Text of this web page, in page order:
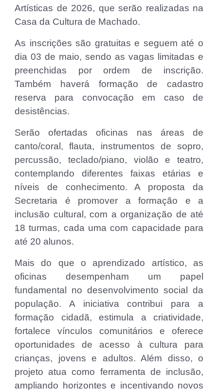
Artísticas de 2026, que serão realizadas na
Casa da Cultura de Machado.
As inscrições são gratuitas e seguem até o
dia 03 de maio, sendo as vagas limitadas e
preenchidas por ordem de inscrição.
Também haverá formação de cadastro
reserva para convocação em caso de
desistências.
Serão ofertadas oficinas nas áreas de
canto/coral, flauta, instrumentos de sopro,
percussão, teclado/piano, violão e teatro,
contemplando diferentes faixas etárias e
níveis de conhecimento. A proposta da
Secretaria é promover a formação e a
inclusão cultural, com a organização de até
18 turmas, cada uma com capacidade para
até 20 alunos.
Mais do que o aprendizado artístico, as
oficinas desempenham um papel
fundamental no desenvolvimento social da
população. A iniciativa contribui para a
formação cidadã, estimula a criatividade,
fortalece vínculos comunitários e oferece
oportunidades de acesso à cultura para
crianças, jovens e adultos. Além disso, o
projeto atua como ferramenta de inclusão,
ampliando horizontes e incentivando novos